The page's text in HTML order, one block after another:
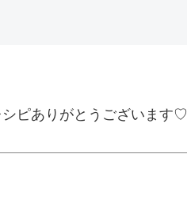
ピありがとうございます♡